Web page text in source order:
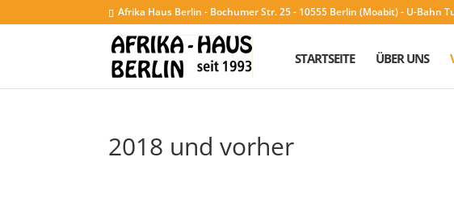
Afrika Haus Berlin - Bochumer Str. 25 - 10555 Berlin (Moabit) - U-Bahn
STARTSEITE ÜBER UNS
2018 und vorher